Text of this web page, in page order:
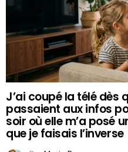
J’ai coupé la télé dès
passaient aux infos
soir où elle m’a posé
que je faisais l’inverse